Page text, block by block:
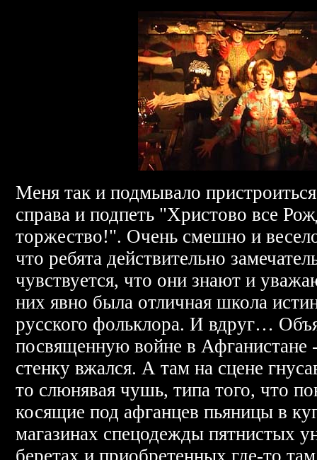
Меня так и подмывало
справа и подпеть "Христово все
торжество!". Очень смешно и
что ребята действительно
чувствуется, что они знают и
них явно была отличная школа
русского фольклора. И вдруг…
посвященную войне в
стенку вжался. А там на сцене
то слюнявая чушь, типа того, что
косящие под афганцев пьяницы в
магазинах спецодежды пятнистых
беретах и приобретенных где-то